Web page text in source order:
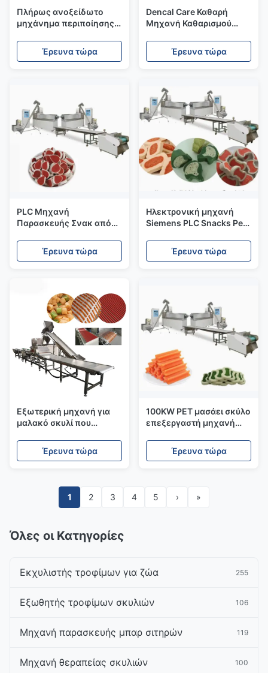
Πλήρως ανοξείδωτο
μηχάνημα περιποίησης
χωρητικότητα 100 - 200
kg ανά ώρα
Έρευνα τώρα
Dencal Care Καθαρή
Μηχανή Καθαρισμού
Ζωή σκυλίστικο Σνακ
Extruder
Έρευνα τώρα
PLC Μηχανή
Παρασκευής Σνακ από
Κατοικίδια, Εξωθητήρας
Τσίχλας 380V 50HZ
Έρευνα τώρα
Ηλεκτρονική μηχανή
Siemens PLC Snacks Pet
Τσίχλα Extruder Μία βίδα
Έρευνα τώρα
Εξωτερική μηχανή για
μαλακό σκυλί που
παρασκευή κρέατος
200-300kg/h
Έρευνα τώρα
100KW PET μασάει σκύλο
επεξεργαστή μηχανή
από ανοξείδωτο χάλυβα
Έρευνα τώρα
1 2 3 4 5 › »
Όλες οι Κατηγορίες
Εκχυλιστής τροφίμων για ζώα 255
Εξωθητής τροφίμων σκυλιών 106
Μηχανή παρασκευής μπαρ σιτηρών 119
Μηχανή θεραπείας σκυλιών 100